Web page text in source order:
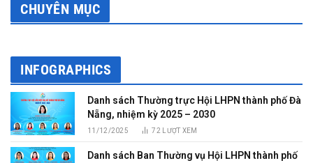
CHUYÊN MỤC
INFOGRAPHICS
Danh sách Thường trực Hội LHPN thành phố Đà
Nẵng, nhiệm kỳ 2025 – 2030
11/12/2025 72 LƯỢT XEM
Danh sách Ban Thường vụ Hội LHPN thành phố